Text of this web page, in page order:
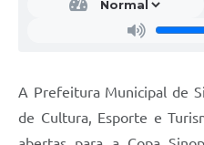
A Prefeitura Municipal de
de Cultura, Esporte e